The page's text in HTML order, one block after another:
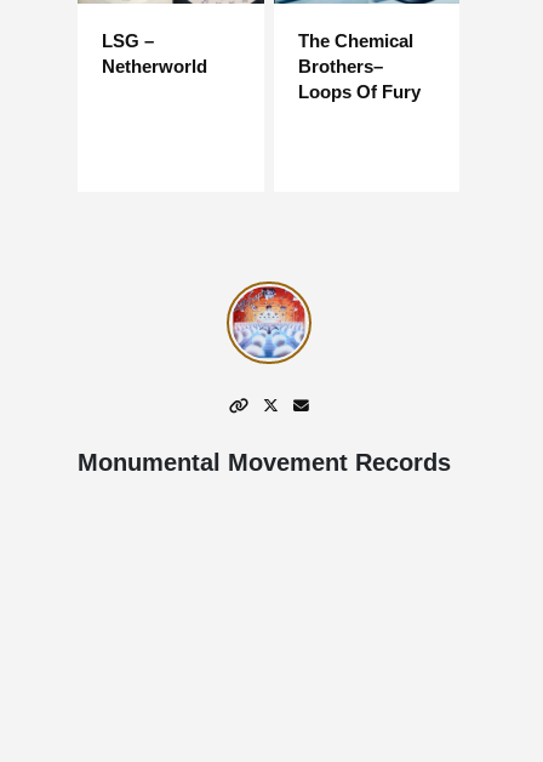
LSG –
Netherworld
The Chemical
Brothers–
Loops Of Fury
Monumental Movement Records